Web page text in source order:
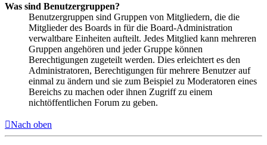
Was sind Benutzergruppen?
Benutzergruppen sind Gruppen von Mitgliedern, die die
Mitglieder des Boards in für die Board-Administration
verwaltbare Einheiten aufteilt. Jedes Mitglied kann mehreren
Gruppen angehören und jeder Gruppe können
Berechtigungen zugeteilt werden. Dies erleichtert es den
Administratoren, Berechtigungen für mehrere Benutzer auf
einmal zu ändern und sie zum Beispiel zu Moderatoren eines
Bereichs zu machen oder ihnen Zugriff zu einem
nichtöffentlichen Forum zu geben.
Nach oben